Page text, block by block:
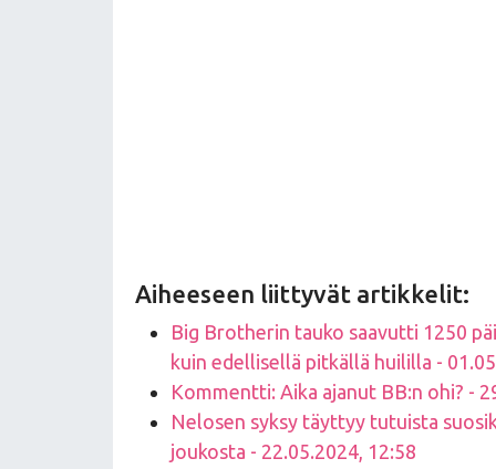
Aiheeseen liittyvät artikkelit:
Big Brotherin tauko saavutti 1250
kuin edellisellä pitkällä huililla -
Kommentti: Aika ajanut BB:n ohi? -
Nelosen syksy täyttyy tutuista
joukosta - 22.05.2024, 12:58